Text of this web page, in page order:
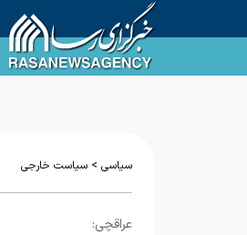
سیاسی > سیاست خارجی
عراقچی: